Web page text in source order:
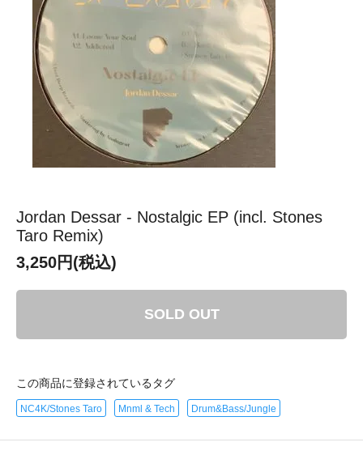
Jordan Dessar - Nostalgic EP (incl. Stones
Taro Remix)
3,250円(税込)
SOLD OUT
この商品に登録されているタグ
NC4K/Stones Taro Mnml & Tech Drum&Bass/Jungle